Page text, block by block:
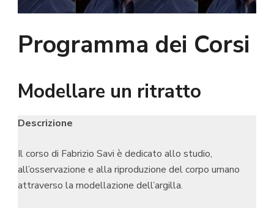
Programma dei Corsi
Modellare un ritratto
Descrizione
Il corso di Fabrizio Savi è dedicato allo studio,
all’osservazione e alla riproduzione del corpo umano
attraverso la modellazione dell’argilla.